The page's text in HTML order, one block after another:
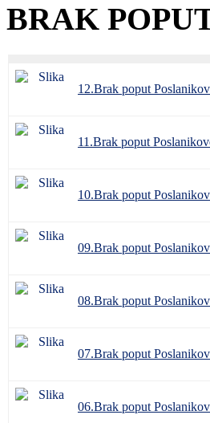
BRAK
12.Brak poput
11.Brak poput
10.Brak poput
09.Brak poput
08.Brak poput
07.Brak poput
06.Brak poput